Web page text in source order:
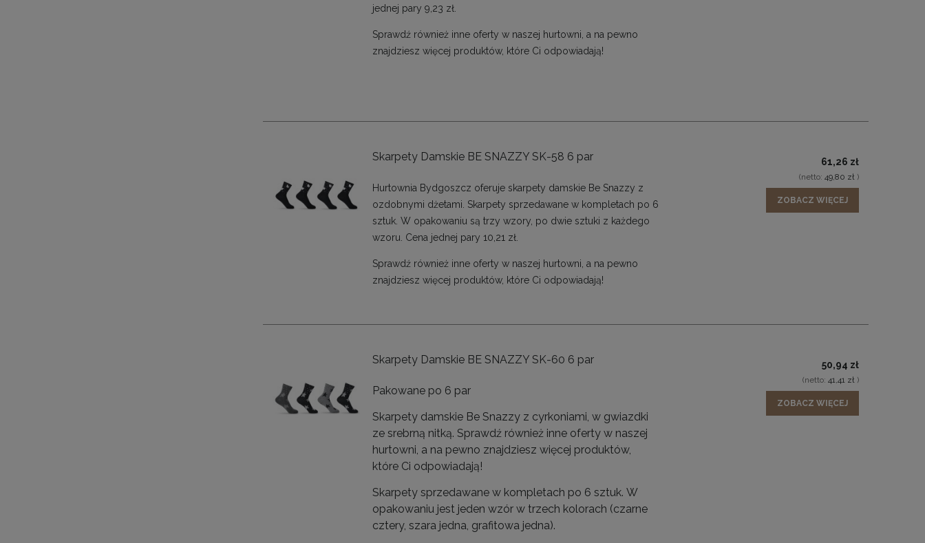
jednej pary 9,23 zł.
Sprawdź również inne oferty w naszej hurtowni, a na pewno
znajdziesz więcej produktów, które Ci odpowiadają!
Skarpety Damskie BE SNAZZY SK-58 6 par
Hurtownia Bydgoszcz oferuje skarpety damskie Be Snazzy z
ozdobnymi dżetami. Skarpety sprzedawane w kompletach po 6
sztuk. W opakowaniu są trzy wzory, po dwie sztuki z każdego
wzoru. Cena jednej pary 10,21 zł.
Sprawdź również inne oferty w naszej hurtowni, a na pewno
znajdziesz więcej produktów, które Ci odpowiadają!
61,26 zł
(netto: 49,80 zł)
ZOBACZ WIĘCEJ
Skarpety Damskie BE SNAZZY SK-60 6 par
Pakowane po 6 par
Skarpety damskie Be Snazzy z cyrkoniami, w gwiazdki
ze srebrną nitką. Sprawdź również inne oferty w naszej
hurtowni, a na pewno znajdziesz więcej produktów,
które Ci odpowiadają!
Skarpety sprzedawane w kompletach po 6 sztuk.W
opakowaniu jest jeden wzór w trzech kolorach (czarne
cztery, szara jedna, grafitowa jedna).
50,94 zł
(netto: 41,41 zł)
ZOBACZ WIĘCEJ